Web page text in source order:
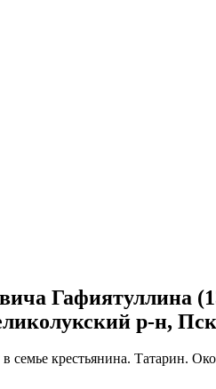
Гафиятуллина
р-н,
крестьянина. Татарин.